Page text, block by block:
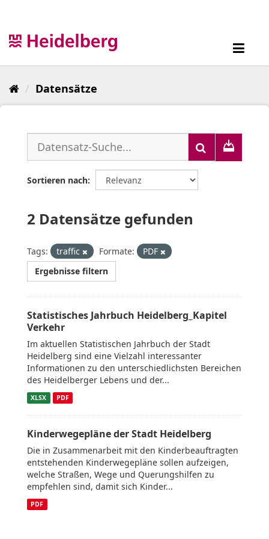
Datensätze
Sortieren nach
2 Datensätze gefunden
Tags: traffic Formate:
PDF
Ergebnisse filtern
Statistisches Jahrbuch Heidelberg_Kapitel
Verkehr
Im aktuellen Statistischen Jahrbuch der Stadt
Heidelberg sind eine Vielzahl interessanter
Informationen zu den unterschiedlichsten Bereichen
des Heidelberger Lebens und der...
XLSX PDF
Kinderwegepläne der Stadt Heidelberg
Die in Zusammenarbeit mit den Kinderbeauftragten
entstehenden Kinderwegepläne sollen aufzeigen,
welche Straßen, Wege und Querungshilfen zu
empfehlen sind, damit sich Kinder...
PDF